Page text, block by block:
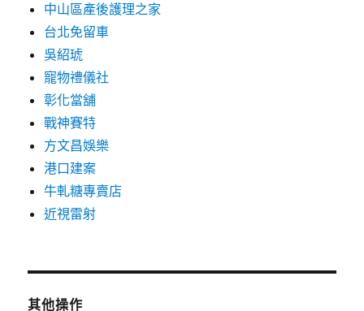
中山區產後護理之家
台北免留車
吳紹琥
寵物禮儀社
彰化當舖
戰神賽特
方文昌娛樂
港口建案
牛軋糖專賣店
近視雷射
其他操作